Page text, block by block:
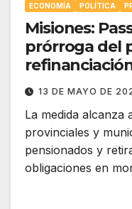
ECONOMÍA POLÍTICA
Misiones:
prórroga del
estatales
13 DE MAYO DE
La medida alcanza
provinciales y
pensionados y
obligaciones en